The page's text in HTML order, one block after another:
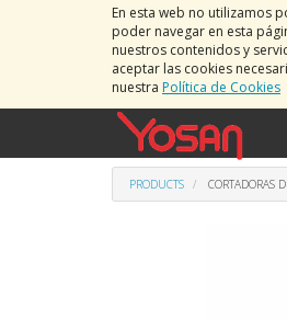
En esta web no utilizamos
poder navegar en esta
nuestros contenidos y
aceptar las cookies
nuestra Política de Cookies
PRODUCTS CORTADORAS